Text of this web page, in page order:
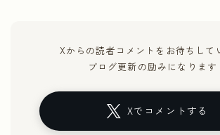
Xからの読者コメントをお待ちして
ブログ更新の励みになります
Xでコメントする